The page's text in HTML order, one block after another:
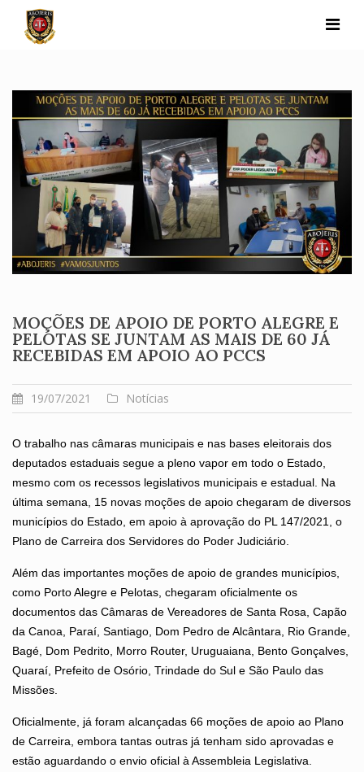
content
MOÇÕES DE APOIO DE PORTO ALEGRE E
PELOTAS SE JUNTAM AS MAIS DE 60 JÁ
RECEBIDAS EM APOIO AO PCCS
19/07/2021 Notícias
O trabalho nas câmaras municipais e nas bases eleitorais dos
deputados estaduais segue a pleno vapor em todo o Estado,
mesmo com os recessos legislativos municipais e estadual. Na
última semana, 15 novas moções de apoio chegaram de diversos
municípios do Estado, em apoio à aprovação do PL 147/2021, o
Plano de Carreira dos Servidores do Poder Judiciário.
Além das importantes moções de apoio de grandes municípios,
como Porto Alegre e Pelotas, chegaram oficialmente os
documentos das Câmaras de Vereadores de Santa Rosa, Capão
da Canoa, Paraí, Santiago, Dom Pedro de Alcântara, Rio Grande,
Bagé, Dom Pedrito, Morro Router, Uruguaiana, Bento Gonçalves,
Quaraí, Prefeito de Osório, Trindade do Sul e São Paulo das
Missões.
Oficialmente, já foram alcançadas 66 moções de apoio ao Plano
de Carreira, embora tantas outras já tenham sido aprovadas e
estão aguardando o envio oficial à Assembleia Legislativa.